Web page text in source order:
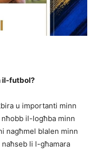
il-futbol?
u importanti minn
il-logħba minn
nagħmel blalen minn
li l-għamara